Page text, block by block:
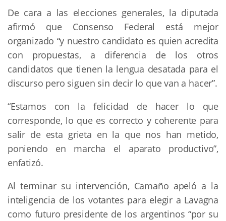
De cara a las elecciones generales, la diputada
afirmó que Consenso Federal está mejor
organizado “y nuestro candidato es quien acredita
con propuestas, a diferencia de los otros
candidatos que tienen la lengua desatada para el
discurso pero siguen sin decir lo que van a hacer”.
“Estamos con la felicidad de hacer lo que
corresponde, lo que es correcto y coherente para
salir de esta grieta en la que nos han metido,
poniendo en marcha el aparato productivo”,
enfatizó.
Al terminar su intervención, Camaño apeló a la
inteligencia de los votantes para elegir a Lavagna
como futuro presidente de los argentinos “por su